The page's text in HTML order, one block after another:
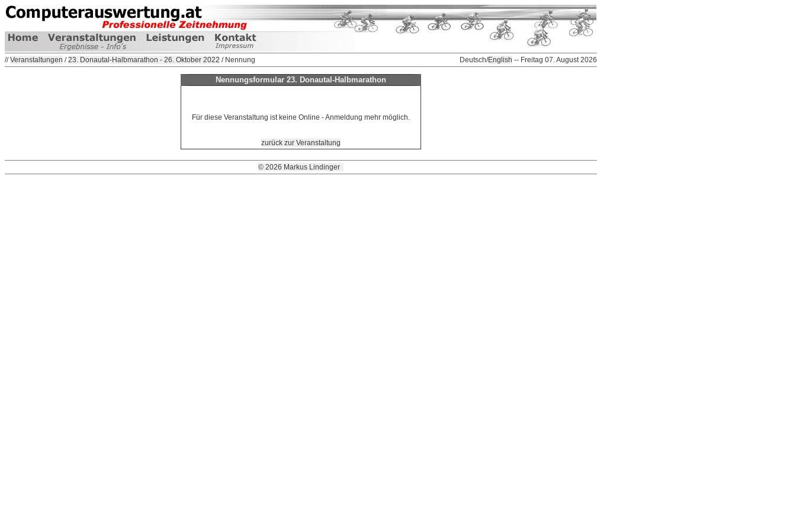
//Veranstaltungen /23. Donautal-Halbmarathon - 26. Oktober 2022 / Nennung Deutsch/English -- Freitag 07. August 2026
Nennungsformular 23. Donautal-Halbmarathon
Für diese Veranstaltung ist keine Online - Anmeldung mehr möglich.
zurück zur Veranstaltung
© 2026 Markus Lindinger